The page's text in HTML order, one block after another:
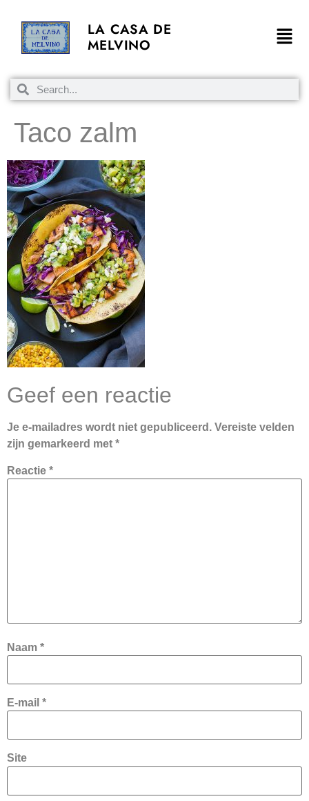
LA CASA DE
MELVINO
Taco zalm
Geef een reactie
Je e-mailadres wordt niet gepubliceerd. Vereiste velden
zijn gemarkeerd met *
Reactie *
Naam *
E-mail *
Site